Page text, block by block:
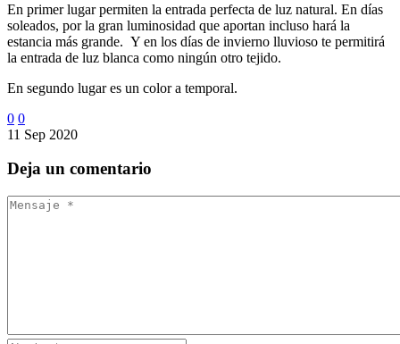
En primer lugar permiten la entrada perfecta de luz natural. En días
soleados, por la gran luminosidad que aportan incluso hará la
estancia más grande. Y en los días de invierno lluvioso te permitirá
la entrada de luz blanca como ningún otro tejido.
En segundo lugar es un color a temporal.
0 0
11 Sep 2020
Deja un comentario